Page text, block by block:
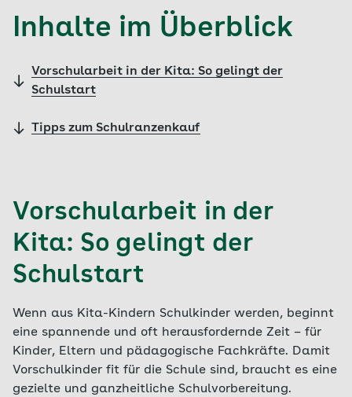
Inhalte im Überblick
Vorschularbeit in der Kita: So gelingt der
Schulstart
Tipps zum Schulranzenkauf
Vorschularbeit in der
Kita: So gelingt der
Schulstart
Wenn aus Kita-Kindern Schulkinder werden, beginnt
eine spannende und oft herausfordernde Zeit – für
Kinder, Eltern und pädagogische Fachkräfte. Damit
Vorschulkinder fit für die Schule sind, braucht es eine
gezielte und ganzheitliche Schulvorbereitung.